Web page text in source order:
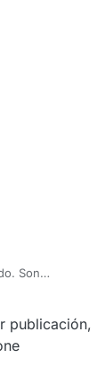
Son
aún está
que agregaría
dicho. Y
es
publicación,